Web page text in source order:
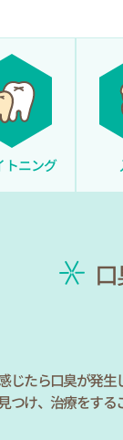
トニング
じたら口臭が発
つけ、治療をす